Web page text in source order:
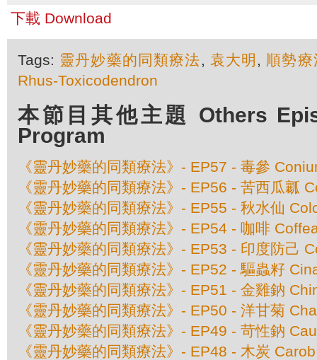
下載 Download
Tags: 靈丹妙藥的同類療法, 袁大明 , 順勢療
Rhus-Toxicodendron
本節目其他主題 Others
Program
《靈丹妙藥的同類療法》- EP57 - 毒參
《靈丹妙藥的同類療法》- EP56 - 苦西瓜瓤
《靈丹妙藥的同類療法》- EP55 - 秋水仙
《靈丹妙藥的同類療法》- EP54 - 咖啡
《靈丹妙藥的同類療法》- EP53 - 印度防己
《靈丹妙藥的同類療法》- EP52 - 驅蟲籽
《靈丹妙藥的同類療法》- EP51 - 金雞鈉
《靈丹妙藥的同類療法》- EP50 - 洋甘菊
《靈丹妙藥的同類療法》- EP49 - 苛性鈉
《靈丹妙藥的同類療法》- EP48 - 木炭